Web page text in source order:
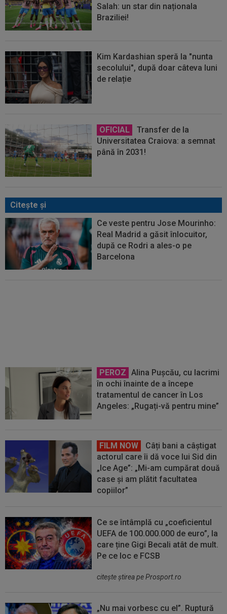
Salah: un star din naționala
Braziliei!
Kim Kardashian speră la "nunta
secolului", după doar câteva luni
de relație
OFICIAL
Transfer de la
Universitatea Craiova: a semnat
până în 2031!
Citeşte şi
Ce veste pentru Jose Mourinho:
Real Madrid a găsit înlocuitor,
după ce Rodri a ales-o pe
Barcelona
PEROZ Alina Pușcău, cu lacrimi
în ochi înainte de a începe
tratamentul de cancer în Los
Angeles: „Rugați-vă pentru mine”
FILM NOW
Câți bani a câștigat
actorul care îi dă voce lui Sid din
„Ice Age”: „Mi-am cumpărat două
case și am plătit facultatea
copiilor”
Ce se întâmplă cu „coeficientul
UEFA de 100.000.000 de euro”, la
care ține Gigi Becali atât de mult.
Pe ce loc e FCSB
citeşte ştirea pe Prosport.ro
„Nu mai vorbesc cu el”. Ruptură